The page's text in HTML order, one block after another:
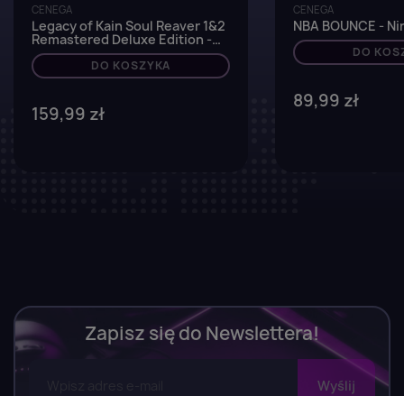
CENEGA
Legacy of Kain Soul Reaver 1&2
Remastered Deluxe Edition -
Nintendo Switch
DO KOSZYKA
159,99 zł
CENEGA
NBA BOUNCE -
DO
89,99 zł
Zapisz się do Newslettera!